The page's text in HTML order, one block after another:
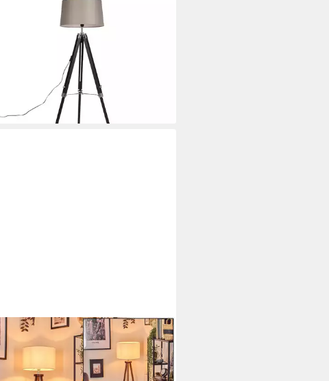
Stehlampe Tripod, ohne Leuchtmittel,
Warmweiß, QAZQA Stehlampe, e27,
Weiß, Holz, Industrie
215,00 €
lieferbar - in 4-5 Werktagen bei dir
HOFSTEIN
Stehlampe Stehlampe aus
Holz/Metall im skandinavischen